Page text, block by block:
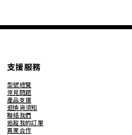
支援服務
型號總覽
常見問題
產品支援
退換貨須知
聯絡我們
追蹤我的訂單
異業合作